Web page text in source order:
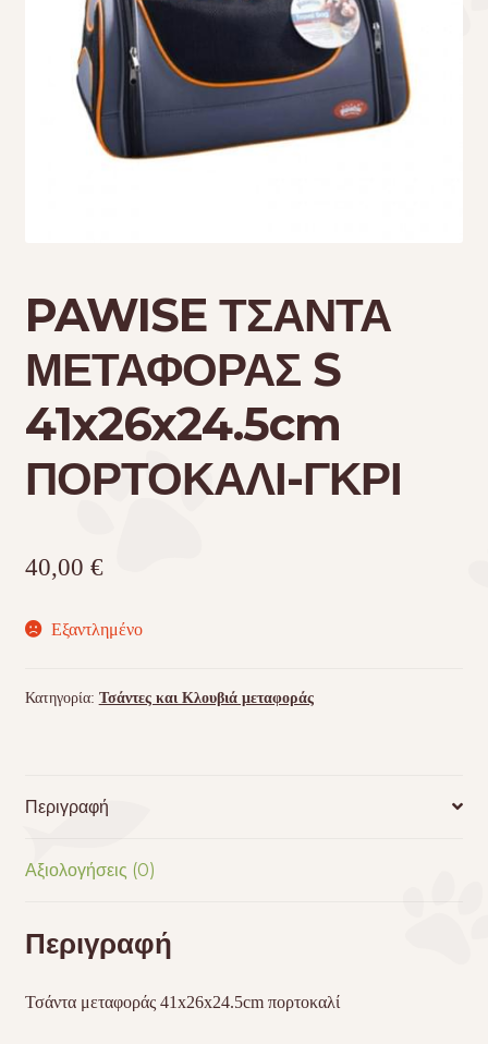
Τσάντες μεταφοράς
Επικοινωνία
PAWISE ΤΣΑΝΤΑ
ΜΕΤΑΦΟΡΑΣ S
41x26x24.5cm
ΠΟΡΤΟΚΑΛΙ-ΓΚΡΙ
40,00 €
Εξαντλημένο
Κατηγορία: Τσάντες και Κλουβιά μεταφοράς
Περιγραφή
Αξιολογήσεις (0)
Περιγραφή
Τσάντα μεταφοράς 41x26x24.5cm πορτοκαλί